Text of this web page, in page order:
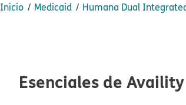
Inicio​​ Medicaid​​ Humana Dual
Esenciales de Availity​​